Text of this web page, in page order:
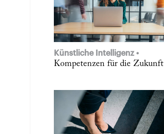
Künstliche Intelligenz
Kompetenzen für die Zukunft